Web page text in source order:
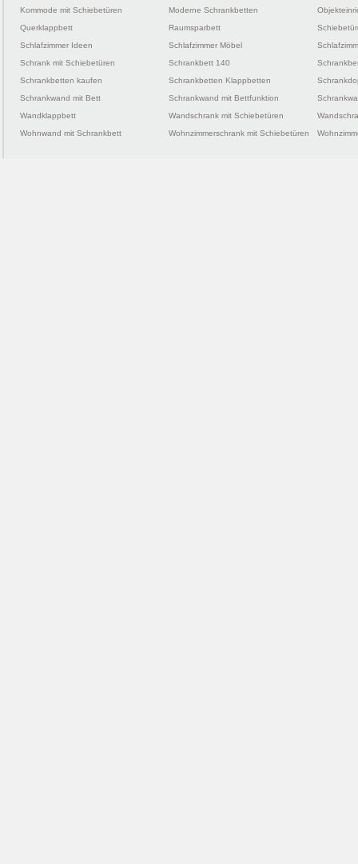
Kommode mit Schiebetüren
Moderne Schrankbetten
Querklappbett
Raumsparbett
Schlafzimmer Ideen
Schlafzimmer Möbel
Schrank mit Schiebetüren
Schrankbett 140
Schrankbetten kaufen
Schrankbetten Klappbetten
Schrankwand mit Bett
Schrankwand mit Bettfunktion
Wandklappbett
Wandschrank mit Schiebetüren
Wohnwand mit Schrankbett
Wohnzimmerschrank mit Schiebetüren